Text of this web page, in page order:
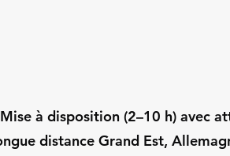
à disposition (2–10 h) avec
distance Grand Est,